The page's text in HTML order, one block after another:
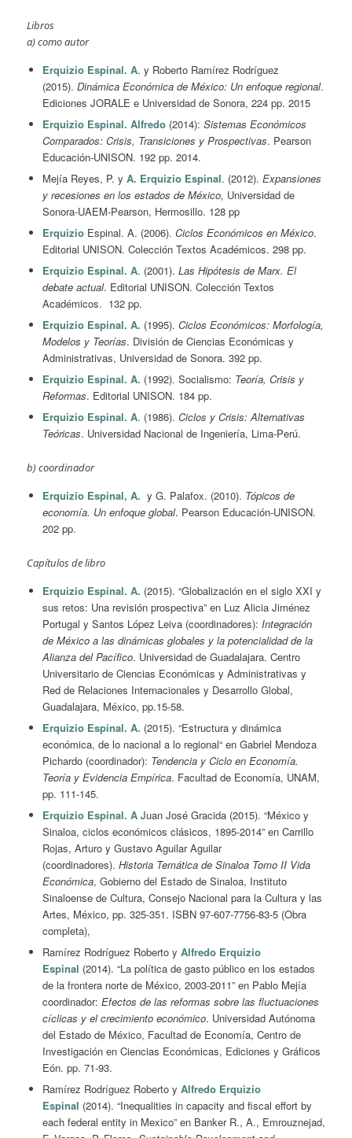
Libros
a) como autor
Erquizio Espinal. A. y Roberto Ramírez Rodríguez
(2015). Dinámica Económica de México: Un enfoque regional.
Ediciones JORALE e Universidad de Sonora, 224 pp. 2015
Erquizio Espinal. Alfredo(2014): Sistemas Económicos
Comparados: Crisis, Transiciones y Prospectivas. Pearson
Educación-UNISON. 192 pp. 2014.
Mejía Reyes, P. y A. Erquizio Espinal. (2012). Expansiones
y recesiones en los estados de México, Universidad de
Sonora-UAEM-Pearson, Hermosillo. 128 pp
Erquizio Espinal. A. (2006). Ciclos Económicos en México.
Editorial UNISON. Colección Textos Académicos. 298 pp.
Erquizio Espinal. A. (2001). Las Hipótesis de Marx. El
debate actual. Editorial UNISON. Colección Textos
Académicos. 132 pp.
Erquizio Espinal. A. (1995). Ciclos Económicos: Morfología,
Modelos y Teorías. División de Ciencias Económicas y
Administrativas, Universidad de Sonora. 392 pp.
Erquizio Espinal. A. (1992). Socialismo: Teoría, Crisis y
Reformas. Editorial UNISON. 184 pp.
Erquizio Espinal. A. (1986). Ciclos y Crisis: Alternativas
Teóricas. Universidad Nacional de Ingeniería, Lima-Perú.
b) coordinador
Erquizio Espinal, A. y G. Palafox. (2010). Tópicos de
economía. Un enfoque global. Pearson Educación-UNISON.
202 pp.
Capítulos de libro
Erquizio Espinal. A. (2015). “Globalización en el siglo XXI y
sus retos: Una revisión prospectiva” en Luz Alicia Jiménez
Portugal y Santos López Leiva (coordinadores): Integración
de México a las dinámicas globales y la potencialidad de la
Alianza del Pacífico. Universidad de Guadalajara. Centro
Universitario de Ciencias Económicas y Administrativas y
Red de Relaciones Internacionales y Desarrollo Global,
Guadalajara, México, pp.15-58.
Erquizio Espinal. A. (2015). “Estructura y dinámica
económica, de lo nacional a lo regional“ en Gabriel Mendoza
Pichardo (coordinador): Tendencia y Ciclo en Economía.
Teoría y Evidencia Empírica. Facultad de Economía, UNAM,
pp. 111-145.
Erquizio Espinal. AJuan José Gracida (2015). “México y
Sinaloa, ciclos económicos clásicos, 1895-2014” en Carrillo
Rojas, Arturo y Gustavo Aguilar Aguilar
(coordinadores). Historia Temática de Sinaloa Tomo II Vida
Económica, Gobierno del Estado de Sinaloa, Instituto
Sinaloense de Cultura, Consejo Nacional para la Cultura y las
Artes, México, pp. 325-351. ISBN 97-607-7756-83-5 (Obra
completa),
Ramírez Rodríguez Roberto y Alfredo Erquizio
Espinal (2014). “La política de gasto público en los estados
de la frontera norte de México, 2003-2011” en Pablo Mejía
coordinador: Efectos de las reformas sobre las fluctuaciones
cíclicas y el crecimiento económico. Universidad Autónoma
del Estado de México, Facultad de Economía, Centro de
Investigación en Ciencias Económicas, Ediciones y Gráficos
Eón. pp. 71-93.
Ramírez Rodríguez Roberto y Alfredo Erquizio
Espinal (2014). “Inequalities in capacity and fiscal effort by
each federal entity in Mexico” en Banker R., A., Emrouznejad,